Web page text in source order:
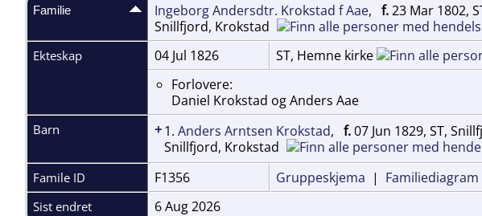
Familie Ingeborg Andersdtr. Krokstad f Aae, f.23 Mar 1802,
Snillfjord, Krokstad
Ekteskap 04 Jul 1826 ST, Hemne kirke
Forlovere:
Daniel Krokstad og Anders Aae
Barn +1. Anders Arntsen Krokstad, f.07 Jun 1829, ST,
Snillfjord, Krokstad
Famile ID F1356 Gruppeskjema | Familiediagram
Sist endret 6 Aug 2026